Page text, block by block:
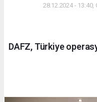
28.12.2024 - 13:40,
DAFZ, Türkiye